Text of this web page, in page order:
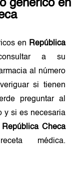
genérico en
en República
a su
al número
si tienen
preguntar al
y si es necesaria
República Checa
médica.